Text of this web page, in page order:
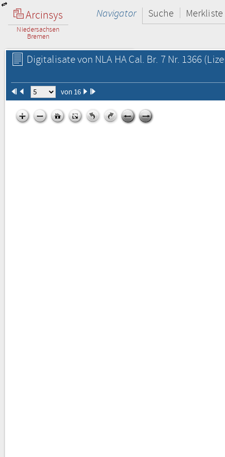
Arcinsys
Niedersachsen
Bremen
Navigator Suche Merkliste
Digitalisate von NLA HA Cal. Br. 7 Nr. 1366
von 16